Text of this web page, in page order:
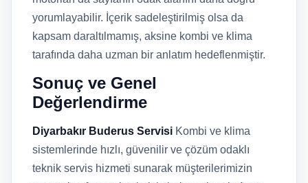
yorumlayabilir. İçerik sadeleştirilmiş olsa da
kapsam daraltılmamış, aksine kombi ve klima
tarafında daha uzman bir anlatım hedeflenmiştir.
Sonuç ve Genel
Değerlendirme
Diyarbakır Buderus Servisi Kombi ve klima
sistemlerinde hızlı, güvenilir ve çözüm odaklı
teknik servis hizmeti sunarak müşterilerimizin